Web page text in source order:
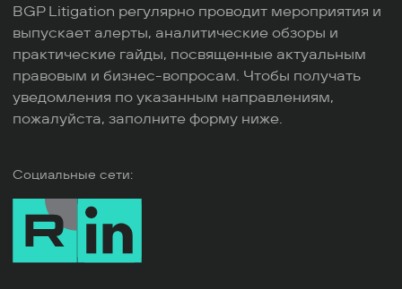
BGP Litigation регулярно проводит мероприятия и
выпускает алерты, аналитические обзоры и
практические гайды, посвященные актуальным
правовым и бизнес-вопросам. Чтобы получать
уведомления по указанным направлениям,
пожалуйста, заполните форму ниже.
Социальные сети: